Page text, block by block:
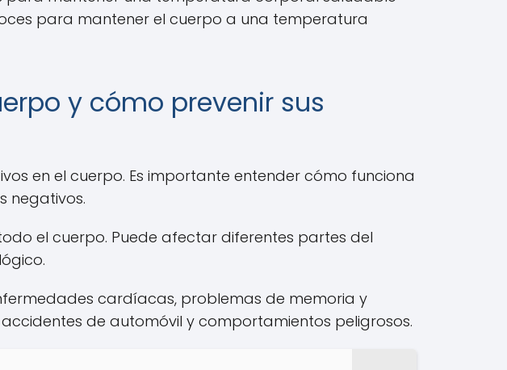
para mantener el cuerpo a una temperatura
y cómo prevenir sus
en el cuerpo. Es importante entender cómo funciona
negativos.
el cuerpo. Puede afectar diferentes partes del
cardíacas, problemas de memoria y
de automóvil y comportamientos peligrosos.